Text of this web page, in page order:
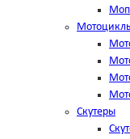
Скутеры